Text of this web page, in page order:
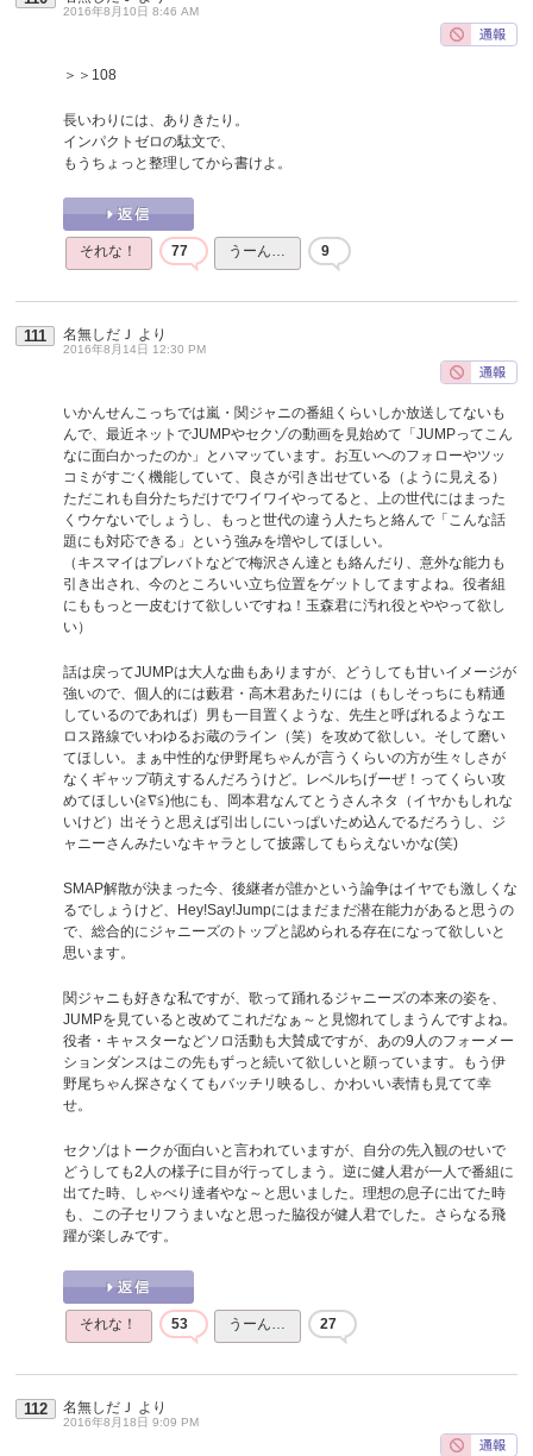
2016年8月10日 8:46 AM
＞＞108
長いわりには、ありきたり。
インパクトゼロの駄文で、
もうちょっと整理してから書けよ。
それな！ 77 うーん… 9
111 名無しだＪ より
2016年8月14日 12:30 PM
いかんせんこっちでは嵐・関ジャニの番組くらいしか放送してないも
んで、最近ネットでJUMPやセクゾの動画を見始めて「JUMPってこん
なに面白かったのか」とハマッています。お互いへのフォローやツッ
コミがすごく機能していて、良さが引き出せている（ように見える）
ただこれも自分たちだけでワイワイやってると、上の世代にはまった
くウケないでしょうし、もっと世代の違う人たちと絡んで「こんな話
題にも対応できる」という強みを増やしてほしい。
（キスマイはプレバトなどで梅沢さん達とも絡んだり、意外な能力も
引き出され、今のところいい立ち位置をゲットしてますよね。役者組
にももっと一皮むけて欲しいですね！玉森君に汚れ役とややって欲し
い）
話は戻ってJUMPは大人な曲もありますが、どうしても甘いイメージが
強いので、個人的には藪君・高木君あたりには（もしそっちにも精通
しているのであれば）男も一目置くような、先生と呼ばれるようなエ
ロス路線でいわゆるお蔵のライン（笑）を攻めて欲しい。そして磨い
てほしい。まぁ中性的な伊野尾ちゃんが言うくらいの方が生々しさが
なくギャップ萌えするんだろうけど。レベルちげーぜ！ってくらい攻
めてほしい(≧∇≦)他にも、岡本君なんてとうさんネタ（イヤかもしれな
いけど）出そうと思えば引出しにいっぱいため込んでるだろうし、ジ
ャニーさんみたいなキャラとして披露してもらえないかな(笑)
SMAP解散が決まった今、後継者が誰かという論争はイヤでも激しくな
るでしょうけど、Hey!Say!Jumpにはまだまだ潜在能力があると思うの
で、総合的にジャニーズのトップと認められる存在になって欲しいと
思います。
関ジャニも好きな私ですが、歌って踊れるジャニーズの本来の姿を、
JUMPを見ていると改めてこれだなぁ～と見惚れてしまうんですよね。
役者・キャスターなどソロ活動も大賛成ですが、あの9人のフォーメー
ションダンスはこの先もずっと続いて欲しいと願っています。もう伊
野尾ちゃん探さなくてもバッチリ映るし、かわいい表情も見てて幸
せ。
セクゾはトークが面白いと言われていますが、自分の先入観のせいで
どうしても2人の様子に目が行ってしまう。逆に健人君が一人で番組に
出てた時、しゃべり達者やな～と思いました。理想の息子に出てた時
も、この子セリフうまいなと思った脇役が健人君でした。さらなる飛
躍が楽しみです。
それな！ 53 うーん… 27
112 名無しだＪ より
2016年8月18日 9:09 PM